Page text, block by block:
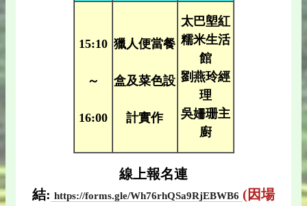
15:10
～
16:00
獵人便當餐
盒及菜色設
計實作
太巴塱紅
糯米生活
館
劉燕玲經
理
吳姍珊主
廚
線上報名連
結: https://forms.gle/Wh76rhQSa9RjEBWB6 (因場